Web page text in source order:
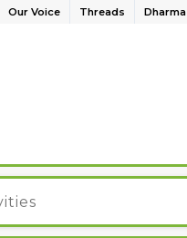
Our Voice Threads Dharma